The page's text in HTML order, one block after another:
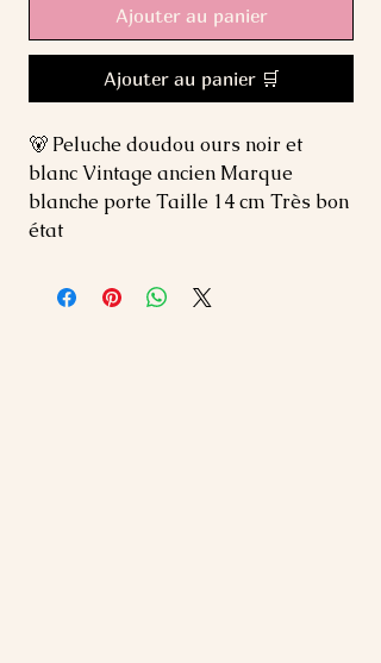
Ajouter au panier
Ajouter au panier 🛒
🐻 Peluche doudou ours noir et
blanc Vintage ancien Marque
blanche porte Taille 14 cm Très bon
état